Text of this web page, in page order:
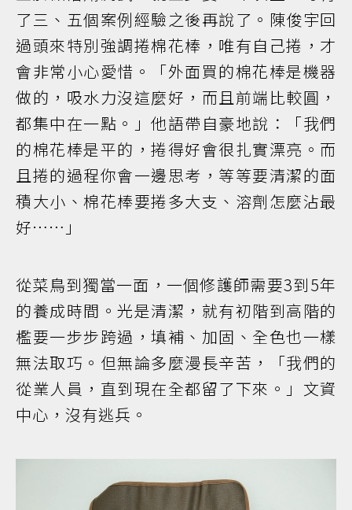
了三、五個案例經驗之後再說了。陳俊宇回
過頭來特別強調捲棉花棒，唯有自己捲，才
會非常小心愛惜。「外面買的棉花棒是機器
做的，吸水力沒這麼好，而且前端比較圓，
都集中在一點。」他語帶自豪地說：「我們
的棉花棒是平的，捲得好會很扎實漂亮。而
且捲的過程你會一邊思考，等等要清潔的面
積大小、棉花棒要捲多大支、溶劑怎麼沾最
好……」
從菜鳥到獨當一面，一個修護師需要3到5年
的養成時間。光是清潔，就有初階到高階的
檻要一步步跨過，填補、加固、全色也一樣
無法取巧。但無論多麼漫長辛苦，「我們的
從業人員，直到現在全都留了下來。」文資
中心，沒有逃兵。